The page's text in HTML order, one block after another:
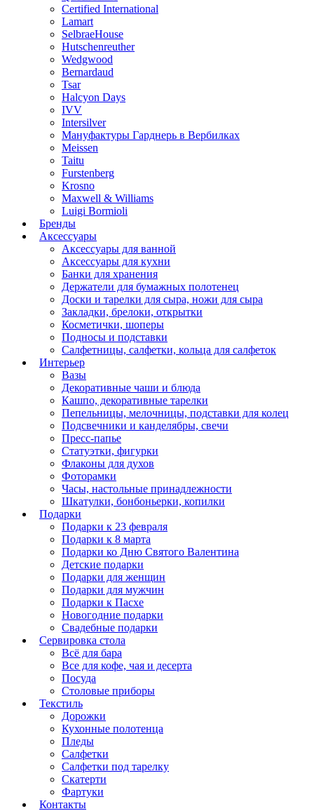
Certified International
Lamart
SelbraeHouse
Hutschenreuther
Wedgwood
Bernardaud
Tsar
Halcyon Days
IVV
Intersilver
Мануфактуры Гарднерь в Вербилках
Meissen
Taitu
Furstenberg
Krosno
Maxwell & Williams
Luigi Bormioli
Бренды
Аксессуары
Аксессуары для ванной
Аксессуары для кухни
Банки для хранения
Держатели для бумажных полотенец
Доски и тарелки для сыра, ножи для сыра
Закладки, брелоки, открытки
Косметички, шоперы
Подносы и подставки
Салфетницы, салфетки, кольца для салфеток
Интерьер
Вазы
Декоративные чаши и блюда
Кашпо, декоративные тарелки
Пепельницы, мелочницы, подставки для колец
Подсвечники и канделябры, свечи
Пресс-папье
Статуэтки, фигурки
Флаконы для духов
Фоторамки
Часы, настольные принадлежности
Шкатулки, бонбоньерки, копилки
Подарки
Подарки к 23 февраля
Подарки к 8 марта
Подарки ко Дню Святого Валентина
Детские подарки
Подарки для женщин
Подарки для мужчин
Подарки к Пасхе
Новогодние подарки
Свадебные подарки
Сервировка стола
Всё для бара
Все для кофе, чая и десерта
Посуда
Столовые приборы
Текстиль
Дорожки
Кухонные полотенца
Пледы
Салфетки
Салфетки под тарелку
Скатерти
Фартуки
Контакты